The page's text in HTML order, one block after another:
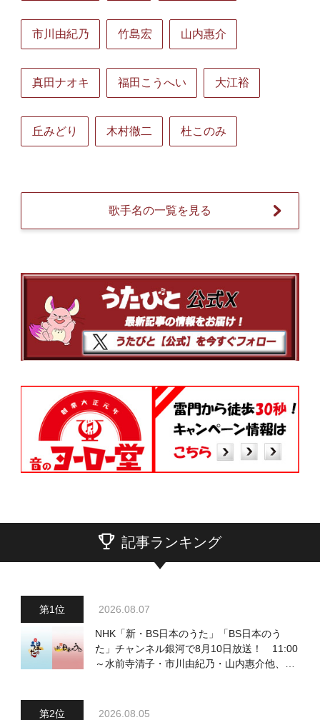
市川由紀乃 竹島宏 山内惠介
真田ナオキ 福田こうへい 大江裕
丘みどり 木村徹二 杜このみ
歌手名の一覧を見る
記事ランキング
2026.08.07
NHK「新・BS日本のうた」「BS日本のう
た」チャンネル銀河で8月10日放送！ 11:00
～水前寺清子・市川由紀乃・山内惠介他、
2026.08.05